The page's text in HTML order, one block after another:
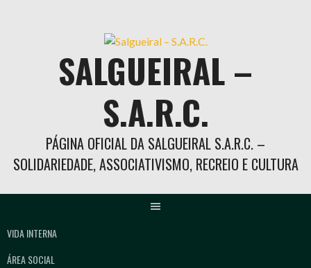
SALGUEIRAL –
S.A.R.C.
PÁGINA OFICIAL DA SALGUEIRAL S.A.R.C. –
SOLIDARIEDADE, ASSOCIATIVISMO, RECREIO E CULTURA
VIDA INTERNA
ÁREA SOCIAL